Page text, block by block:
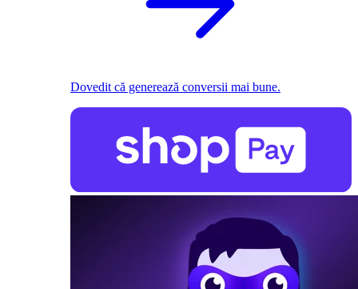
Dovedit că generează conversii mai bune.